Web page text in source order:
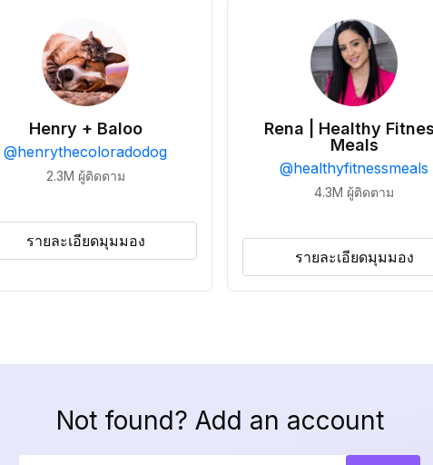
Henry + Baloo
@henrythecoloradodog
2.3M ผู้ติดตาม
รายละเอียดมุมมอง
Rena | Healthy
Meals
@healthyfitnessmeals
4.3M ผู้ติดตาม
รายละเอียดมุมมอง
Not found? Add an account